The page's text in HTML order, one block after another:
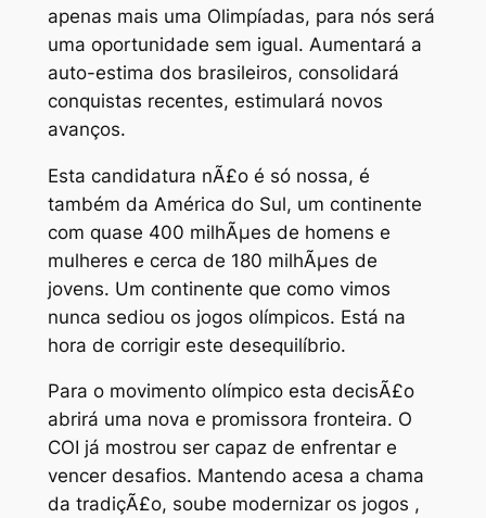
apenas mais uma Olimpíadas, para nós será
uma oportunidade sem igual. Aumentará a
auto-estima dos brasileiros, consolidará
conquistas recentes, estimulará novos
avanços.
Esta candidatura nÃ£o é só nossa, é
também da América do Sul, um continente
com quase 400 milhÃµes de homens e
mulheres e cerca de 180 milhÃµes de
jovens. Um continente que como vimos
nunca sediou os jogos olímpicos. Está na
hora de corrigir este desequilíbrio.
Para o movimento olímpico esta decisÃ£o
abrirá uma nova e promissora fronteira. O
COI já mostrou ser capaz de enfrentar e
vencer desafios. Mantendo acesa a chama
da tradiçÃ£o, soube modernizar os jogos ,